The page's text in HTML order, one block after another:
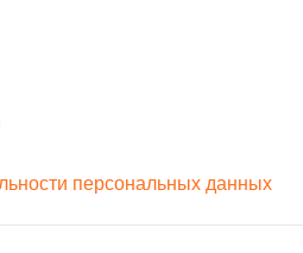
персональных данных